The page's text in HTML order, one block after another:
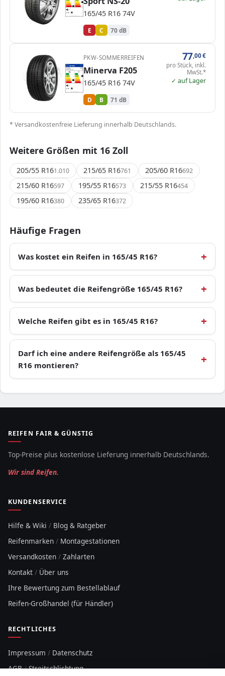
C
D
E E
C C
D
E
70 dB 165/45 R16 74V
E C 70 dB
ENERG 517819
Minerva
MV586
165/45 R16 74V
C1
A
B
C
D
D
E
A
B B
C
D
E
71 dB
PKW-SOMMERREIFEN
Minerva F205
165/45 R16 74V
D B 71 dB
77,00€
pro Stück, inkl.
MwSt.*
✓ auf Lager
* Versandkostenfreie Lieferung innerhalb Deutschlands.
Weitere Größen mit 16 Zoll
205/55 R161.010 215/65 R16761 205/60 R16692
215/60 R16597 195/55 R16573 215/55 R16454
195/60 R16380 235/65 R16372
Häufige Fragen
Was kostet ein Reifen in 165/45 R16?
Was bedeutet die Reifengröße 165/45 R16?
Welche Reifen gibt es in 165/45 R16?
Darf ich eine andere Reifengröße als 165/45
R16 montieren?
REIFEN FAIR & GÜNSTIG
Top-Preise plus kostenlose Lieferung innerhalb Deutschlands.
Wir sind Reifen.
KUNDENSERVICE
Hilfe & Wiki / Blog & Ratgeber
Reifenmarken / Montagestationen
Versandkosten / Zahlarten
Kontakt / Über uns
Ihre Bewertung zum Bestellablauf
Reifen-Großhandel (für Händler)
RECHTLICHES
Impressum / Datenschutz
AGB/Streitschlichtung